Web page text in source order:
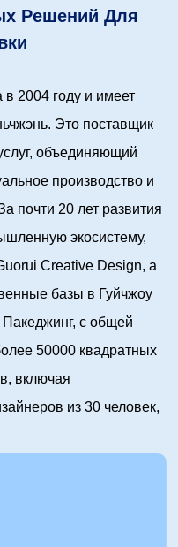
Решений Для
2004 году и имеет
Это поставщик
объединяющий
производство и
почти 20 лет развития
экосистему,
Creative Design, а
базы в Гуйчжоу
с общей
50000 квадратных
включая
из 30 человек,
группа